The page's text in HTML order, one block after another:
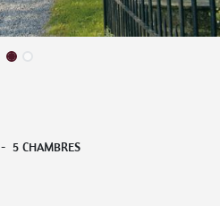
- 5 CHAMBRES